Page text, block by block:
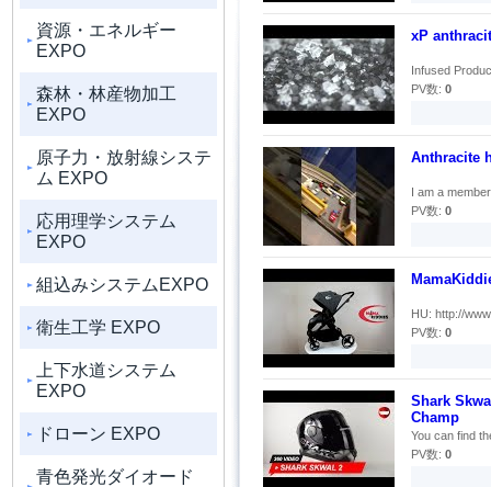
資源・エネルギー
EXPO
森林・林産物加工
EXPO
原子力・放射線システ
ム EXPO
応用理学システム
EXPO
組込みシステムEXPO
衛生工学 EXPO
上下水道システム
EXPO
ドローン EXPO
青色発光ダイオード
xP
Infused
PV数: 0
Anthracite
I am a
PV数: 0
HU: http://
PV数: 0
Shark
Champ
You can find
PV数: 0